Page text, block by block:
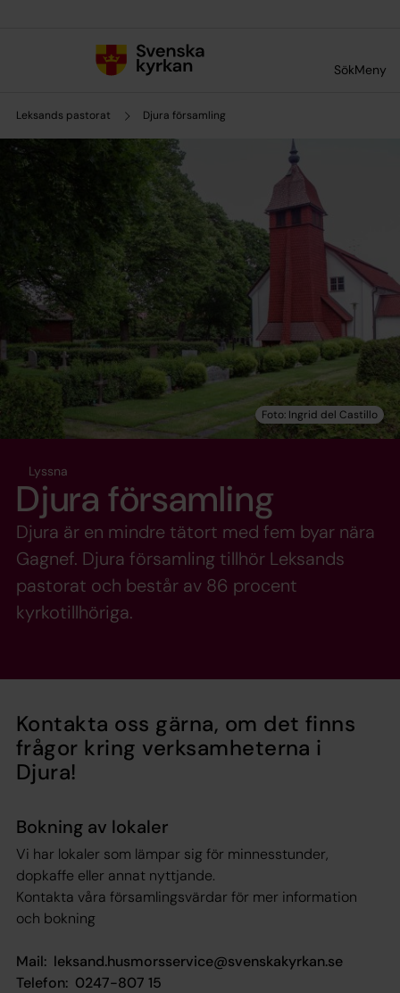
SökMeny
Leksands pastorat Djura församling
Lyssna
Djura församling
Djura är en mindre tätort med fem byar nära
Gagnef. Djura församling tillhör Leksands
pastorat och består av 86 procent
kyrkotillhöriga.
Kontakta oss gärna, om det finns
frågor kring verksamheterna i
Djura!
Bokning av lokaler
Vi har lokaler som lämpar sig för minnesstunder,
dopkaffe eller annat nyttjande.
Kontakta våra församlingsvärdar för mer information
och bokning
Mail: leksand.husmorsservice@svenskakyrkan.se
Telefon: 0247-807 15